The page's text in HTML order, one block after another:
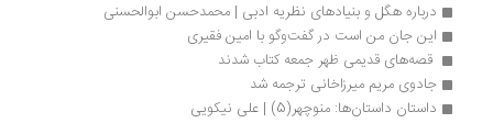
درباره هگل و بنیادهای نظریه ادبی | محمدحسن ابوالحسنی
این جان من است در گفت‌وگو با امین فقیری
قصه‌های قدیمی ظهر جمعه کتاب شدند
جادوی مریم میرزاخانی ترجمه شد
داستان داستان‌ها: منوچهر(5) | علی نیکویی